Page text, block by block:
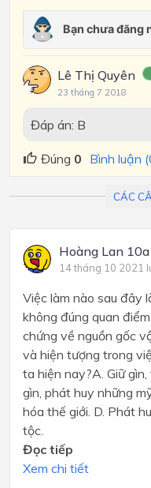
Lê Thị Quyên
23 tháng 7 2018
Đáp án: B
Đúng 0 Bình luận
CÁC
Hoàng Lan
14 tháng 10 2021
Việc làm nào sau đây
không đúng quan
chứng về nguồn gốc
và hiện tượng trong
ta hiện nay?A. Giữ
gìn, phát huy những
hóa thế giới. D. Phát
tộc.
Đọc tiếp
Xem chi tiết